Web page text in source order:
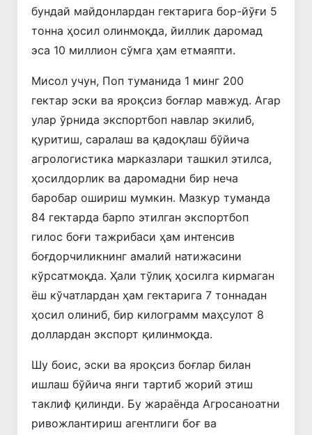
бундай майдонлардан гектарига бор-йўғи 5
тонна ҳосил олинмоқда, йиллик даромад
эса 10 миллион сўмга ҳам етмаяпти.
Мисол учун, Поп туманида 1 минг 200
гектар эски ва яроқсиз боғлар мавжуд. Агар
улар ўрнида экспортбоп навлар экилиб,
қуритиш, саралаш ва қадоқлаш бўйича
агрологистика марказлари ташкил этилса,
ҳосилдорлик ва даромадни бир неча
баробар ошириш мумкин. Мазкур туманда
84 гектарда барпо этилган экспортбоп
гилос боғи тажрибаси ҳам интенсив
боғдорчиликнинг амалий натижасини
кўрсатмоқда. Ҳали тўлиқ ҳосилга кирмаган
ёш кўчатлардан ҳам гектарига 7 тоннадан
ҳосил олиниб, бир килограмм маҳсулот 8
доллардан экспорт қилинмоқда.
Шу боис, эски ва яроқсиз боғлар билан
ишлаш бўйича янги тартиб жорий этиш
таклиф қилинди. Бу жараёнда Агросаноатни
ривожлантириш агентлиги боғ ва